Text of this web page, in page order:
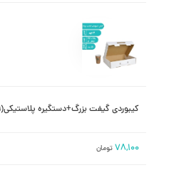
کیبوردی گیفت بزرگ+دستگیره پلاستیکی(K09)
۷۸,۱۰۰تومان